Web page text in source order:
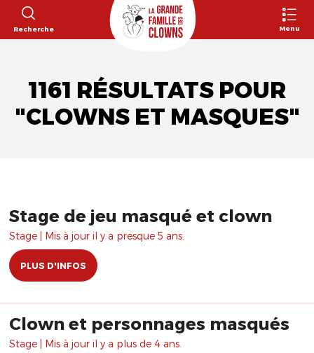
Recherche Menu
1161 RÉSULTATS POUR
"CLOWNS ET MASQUES"
Stage de jeu masqué et clown
Stage | Mis à jour il y a presque 5 ans.
PLUS D'INFOS
Clown et personnages masqués
Stage | Mis à jour il y a plus de 4 ans.